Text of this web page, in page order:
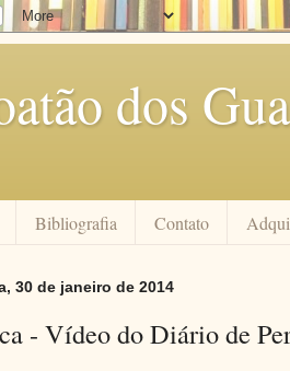
dos
Bibliografia Contato
30 de janeiro de 2014
- Vídeo do Diário de